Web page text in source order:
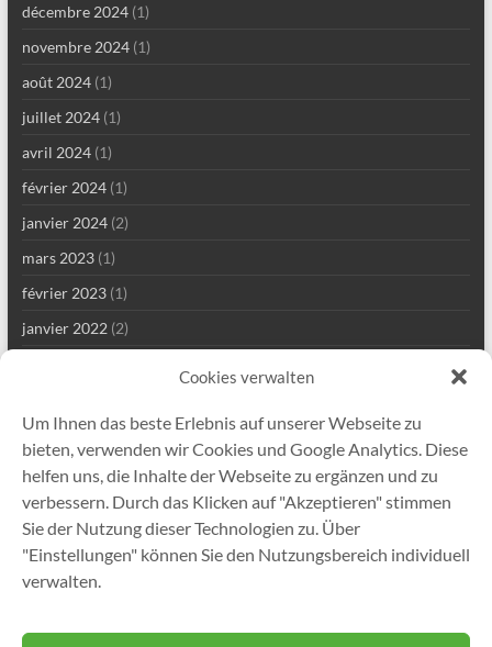
Cookies verwalten
Um Ihnen das beste Erlebnis auf unserer Webseite zu
bieten, verwenden wir Cookies und Google Analytics. Diese
helfen uns, die Inhalte der Webseite zu ergänzen und zu
verbessern. Durch das Klicken auf "Akzeptieren" stimmen
Sie der Nutzung dieser Technologien zu. Über
"Einstellungen" können Sie den Nutzungsbereich individuell
verwalten.
décembre 2024(1)
novembre 2024(1)
août 2024(1)
juillet 2024(1)
avril 2024(1)
février 2024(1)
janvier 2024(2)
mars 2023(1)
février 2023(1)
janvier 2022(2)
août 2021(4)
juillet 2021
(1)
mai 2021(7)
avril 2021(2)
janvier 2021